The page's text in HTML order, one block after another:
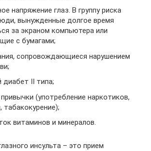
напряжение глаз. В группу риска
вынужденные долгое время
за экраном компьютера или
с бумагами;
сопровождающиеся нарушением
диабет II типа;
(употребление наркотиков,
табакокурение);
витаминов и минералов.
инсульта – это прием